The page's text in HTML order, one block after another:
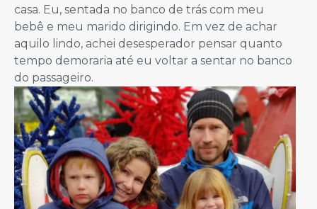
casa. Eu, sentada no banco de trás com meu
bebê e meu marido dirigindo. Em vez de achar
aquilo lindo, achei desesperador pensar quanto
tempo demoraria até eu voltar a sentar no banco
do passageiro.